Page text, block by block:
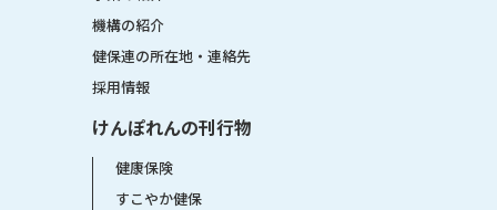
機構の紹介
健保連の所在地・連絡先
採用情報
けんぽれんの刊行物
健康保険
すこやか健保